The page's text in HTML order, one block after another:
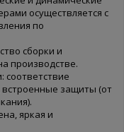
осуществляется с
по
сборки и
производстве.
соответствие
защиты (от
яркая и